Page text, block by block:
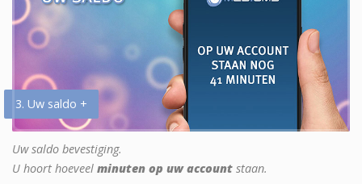
3. Uw saldo +
Uw saldo bevestiging.
U hoort hoeveel minuten op uw account staan.